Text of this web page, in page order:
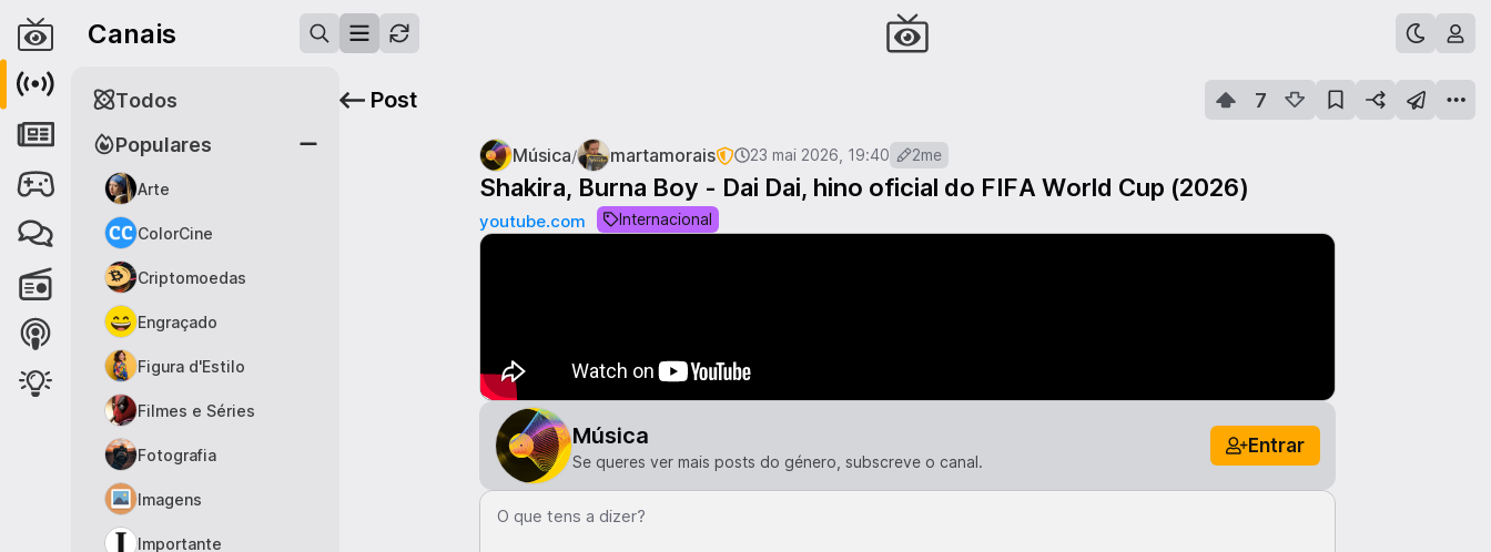
Canais
Populares
Arte
ColorCine
Criptomoedas
Engraçado
Figura d'Estilo
Filmes e Séries
Fotografia
Imagens
Importante
Todos Post 7
Música/ martamorais 23 mai 2026, 19:40 2me
Shakira, Burna Boy - Dai Dai, hino oficial do FIFA World Cup (2026)
youtube.com Internacional
Música
Se queres ver mais posts do género, subscreve o canal.
Entrar
O que tens a dizer?